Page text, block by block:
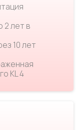
2 лет в
10 лет
KL 4